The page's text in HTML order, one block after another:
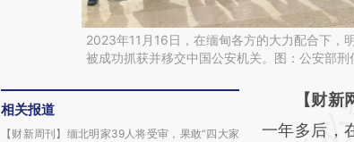
2023年11月16日，在缅甸各方的大力配合下，
被成功抓获并移交中国公安机关。图：公安部刑
相关报道
【财新周刊】缅北明家39人将受审，果敢“四大家
请务必在
AI
【财新
一年多后，